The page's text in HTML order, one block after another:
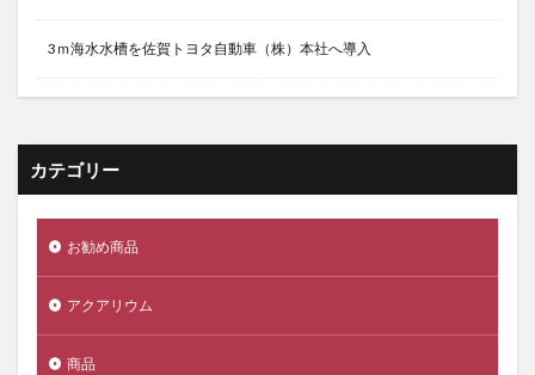
3ｍ海水水槽を佐賀トヨタ自動車（株）本社へ導入
カテゴリー
お勧め商品
アクアリウム
商品